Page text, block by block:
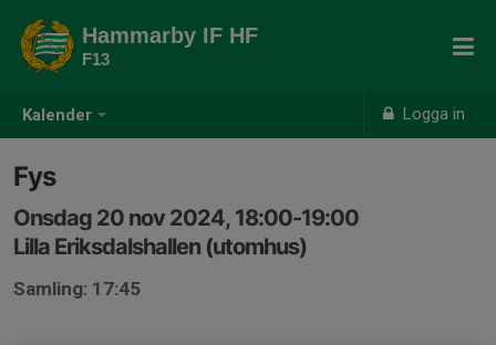
Kalender Logga in
Hammarby IF HF
F13
Fys
Onsdag 20 nov 2024, 18:00-19:00
Lilla Eriksdalshallen (utomhus)
Samling: 17:45